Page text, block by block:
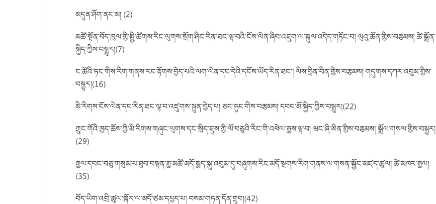
མདུན་ཤོག་ནང་མ། (2)
མཚོ་སྔོན་བོད་ཁུལ་གྱི་སྤྱི་ཚོགས་རིང་ལུགས་སྲོག་ཤིང་རིན་ཐང་ལྟ་བའི་ངོས་ལེན་ཞིབ་འཇུག་ལ་སྐུལ་འདེད་གཏོང་བ། ལུའུ་ཆོན་གྱིས་བརྩམས། ཚེ་སྒྲོན་
སྐྱིད་ཀྱིས་བསྒྱུར།(7)
ང་ཚོའི་ཏང་གིས་རིག་གནས་རང་རྟོགས་བྱེད་པའི་ལག་ལེན་དང་དེའི་དངོས་ཡོད་རིན་ཐང་། ལིས་ཧྲིན་བིན་གྱིས་བརྩམས། གདུགས་དཀར་འབུམ་གྱིས་
བསྒྱུར།(16)
མི་རིགས་ངོས་ལེན་དང་རིན་ཐང་ལྟ་བ་འཛུགས་སྐྲུན་བྱེད་པ། ཅང་ཧུང་གིས་བརྩམས། དབང་མོ་སྐྱིད་ཀྱིས་བསྒྱུར།(22)
ཀྲུང་གོའི་ཁྱད་ཆོས་ཀྱི་མི་རིགས་གཞུང་ལུགས་དང་སྲིད་ཇུས་ཀྱི་ལོ་བཅུའི་རིང་གི་འཕེལ་རྒྱས་ལྟ་བ། ཝང་ཞི་ཨིན་གྱིས་བརྩམས། སྒྲོལ་གསལ་གྱིས་བསྒྱུར།
(29)
རྒྱལ་དབང་བཅུ་གསུམ་པ་ཐུབ་བསྟན་རྒྱ་མཚོ་མདོ་སྨད་སྐུ་འབུམ་དུ་བཞུགས་རིང་མདོ་སྔགས་རིག་གནས་ལ་གསན་སྦྱོང་མཛད་ཚུལ། ཚེ་མཁར་རྒྱལ།
(35)
བོད་ཡིག་འབྲི་ཚུལ་སྐོར་ལ་མདོ་ཙམ་དཔྱད་པ། བསམ་གཏན་དོན་གྲུབ།(42)